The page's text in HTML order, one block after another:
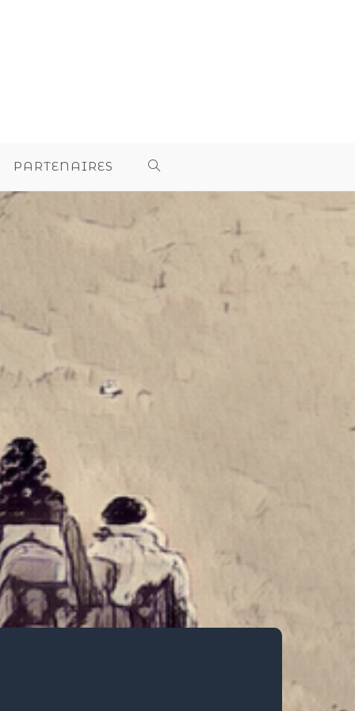
PARTENAIRES